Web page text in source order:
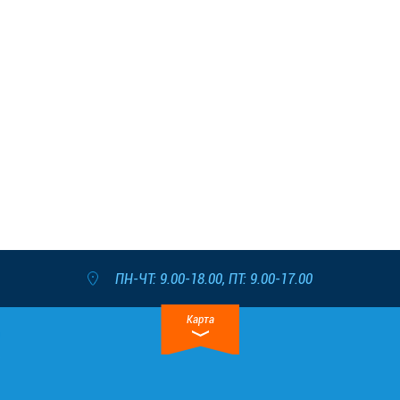
ПН-ЧТ: 9.00-18.00, ПТ: 9.00-17.00
Карта